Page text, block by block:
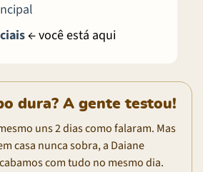
← você está aqui
dura? A gente testou!
uns 2 dias como falaram. Mas
casa nunca sobra, a Daiane
com tudo no mesmo dia.